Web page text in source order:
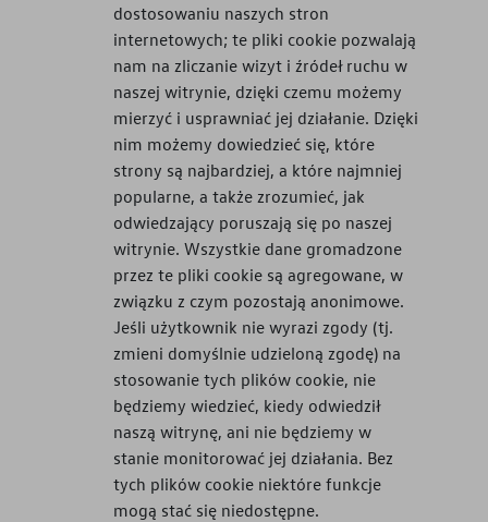
dostosowaniu naszych stron
internetowych; te pliki cookie pozwalają
nam na zliczanie wizyt i źródeł ruchu w
naszej witrynie, dzięki czemu możemy
mierzyć i usprawniać jej działanie. Dzięki
nim możemy dowiedzieć się, które
strony są najbardziej, a które najmniej
popularne, a także zrozumieć, jak
odwiedzający poruszają się po naszej
witrynie. Wszystkie dane gromadzone
przez te pliki cookie są agregowane, w
związku z czym pozostają anonimowe.
Jeśli użytkownik nie wyrazi zgody (tj.
zmieni domyślnie udzieloną zgodę) na
stosowanie tych plików cookie, nie
będziemy wiedzieć, kiedy odwiedził
naszą witrynę, ani nie będziemy w
stanie monitorować jej działania. Bez
tych plików cookie niektóre funkcje
mogą stać się niedostępne.